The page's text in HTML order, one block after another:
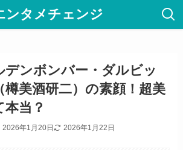
ンタメチェンジ
デンボンバー・ダルビッ
樽美酒研二）の素顔！超美
本当？
2026年1月20日 2026年1月22日